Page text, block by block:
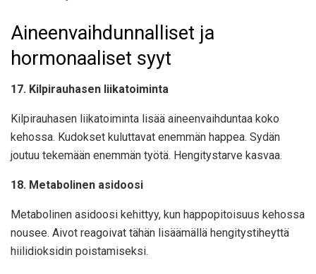
Aineenvaihdunnalliset ja
hormonaaliset syyt
17. Kilpirauhasen liikatoiminta
Kilpirauhasen liikatoiminta lisää aineenvaihduntaa koko
kehossa. Kudokset kuluttavat enemmän happea. Sydän
joutuu tekemään enemmän työtä. Hengitystarve kasvaa.
18. Metabolinen asidoosi
Metabolinen asidoosi kehittyy, kun happopitoisuus kehossa
nousee. Aivot reagoivat tähän lisäämällä hengitystiheyttä
hiilidioksidin poistamiseksi.